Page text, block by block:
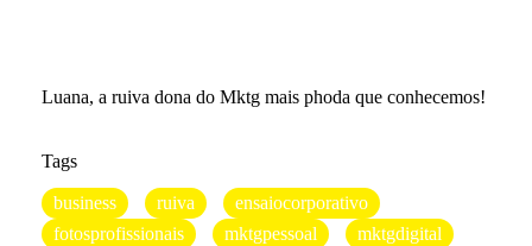
Luana, a ruiva dona do Mktg mais phoda que conhecemos!
Tags
business ruiva
ensaiocorporativo
fotosprofissionais
mktgpessoal mktgdigital